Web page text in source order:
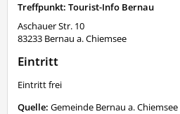
Treffpunkt: Tourist-Info Bernau
Aschauer Str. 10
83233 Bernau a. Chiemsee
Eintritt
Eintritt frei
Quelle: Gemeinde Bernau a. Chiemsee